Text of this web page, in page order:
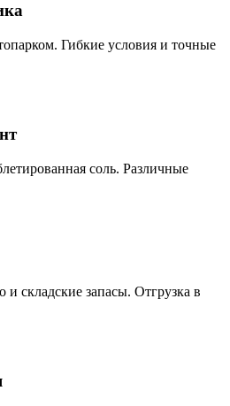
Гибкие условия и точные
соль. Различные
и складские запасы. Отгрузка в